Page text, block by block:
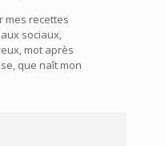
mes recettes
sociaux,
mot après
que naît mon